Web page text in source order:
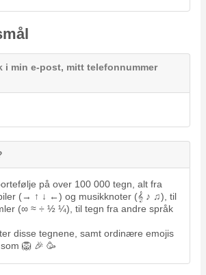
i min e-post, mitt telefonnummer
på over 100 000 tegn, alt fra
(→ ↑ ↓ ←) og musikknoter (𝄞 ♪ ♫), til
(∞ ≈ ÷ ½ ¼), til tegn fra andre språk
disse tegnene, samt ordinære emojis
🦁 🎉 🥳